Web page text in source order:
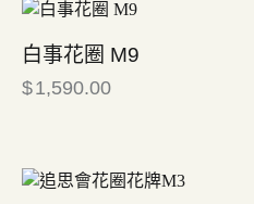
白事花圈 M9
$1,590.00